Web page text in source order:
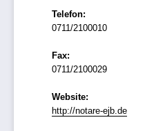
Telefon:
0711/2100010
Fax:
0711/2100029
Website:
http://notare-ejb.de